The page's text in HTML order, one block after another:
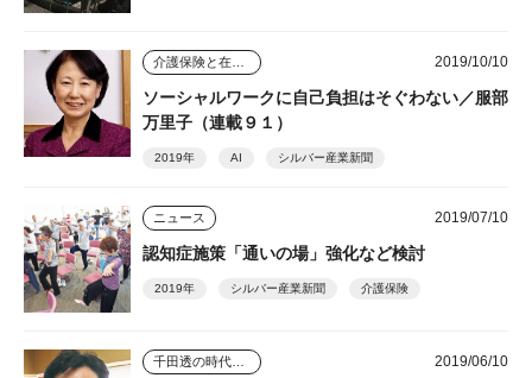
2019/10/10
ソーシャルワークに自己負担はそぐわない／服部
万里子（連載９１）
2019年 AI シルバー産業新聞
ニュース 2019/07/10
認知症施策「通いの場」強化など検討
2019年 シルバー産業新聞 介護保険
2019/06/10